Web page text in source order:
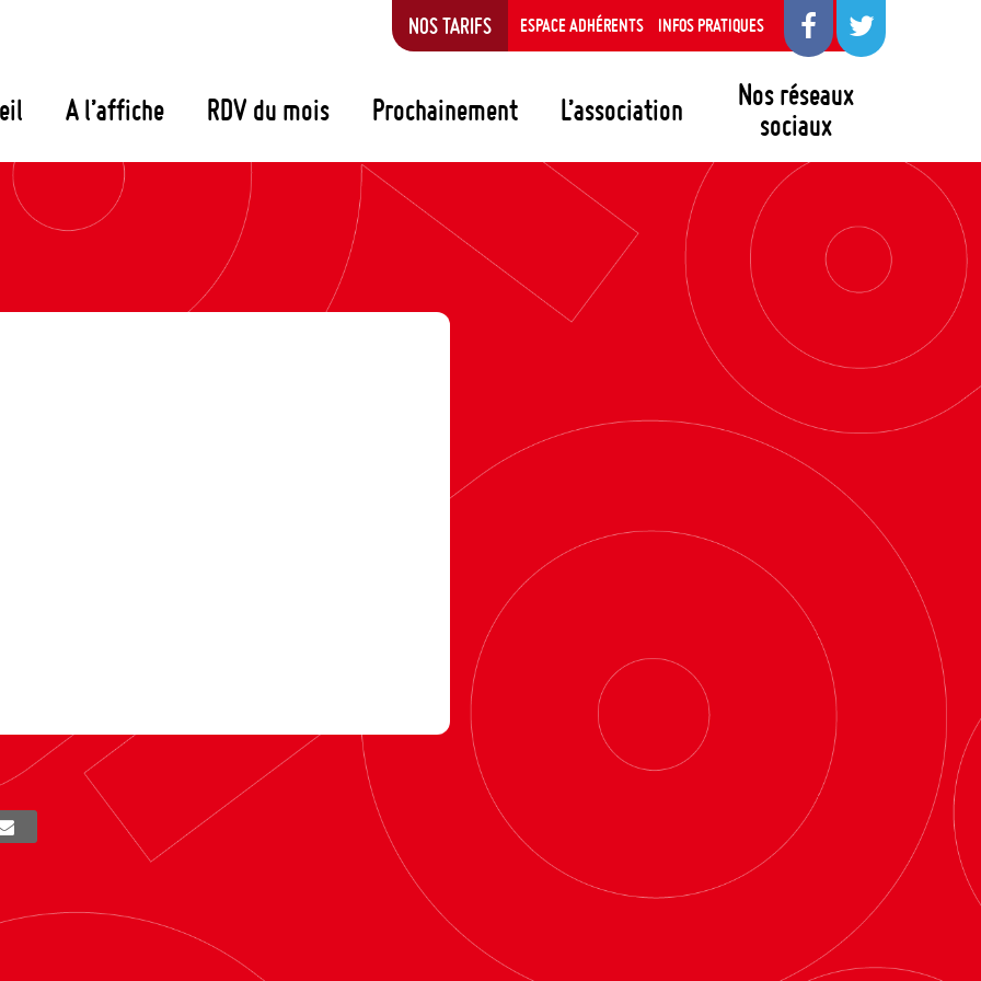
A l’affiche RDV du mois Prochainement L’association
Nos réseaux
sociaux
NOS TARIFS ESPACE ADHÉRENTS INFOS PRATIQUES